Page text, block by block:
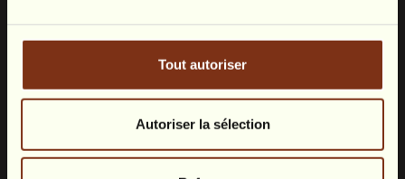
Tout autoriser
Autoriser la sélection